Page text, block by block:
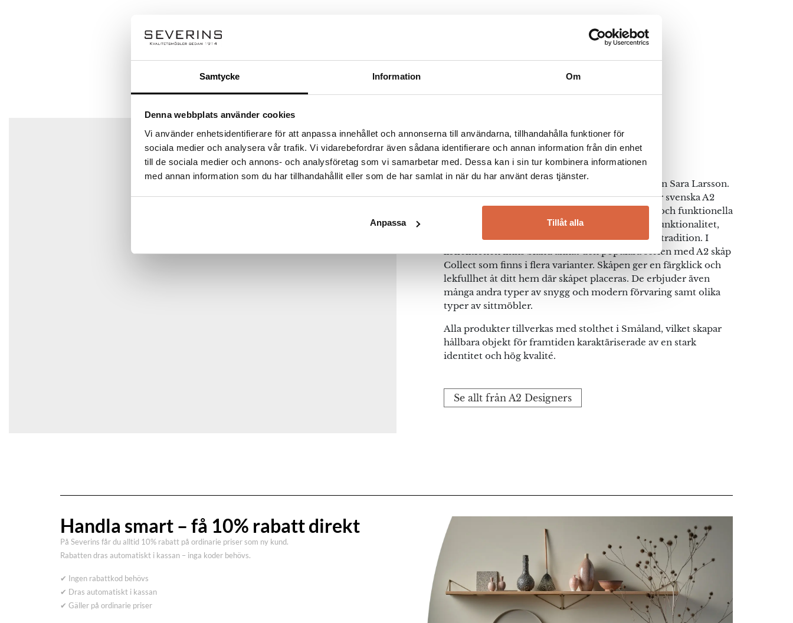
Samtycke Information Om
Denna webbplats använder cookies
Vi använder enhetsidentifierare för att anpassa innehållet och annonserna till användarna, tillhandahålla funktioner för
sociala medier och analysera vår trafik. Vi vidarebefordrar även sådana identifierare och annan information från din enhet
till de sociala medier och annons- och analysföretag som vi samarbetar med. Dessa kan i sin tur kombinera informationen
med annan information som du har tillhandahållit eller som de har samlat in när du har använt deras tjänster.
Anpassa Tillåt alla
Bli först med att recensera ”Keep byrå”
Spara mitt namn, min e-postadress och webbplats i denna webbläsare till nästa gång jag skriver en kommentar.
Ställ en fråga
A2 Designers
A2 grundades av den ingenjören och formgivaren Sara Larsson.
Med rötterna i Småland formger och producerar svenska A2
möbler och inredningsdetaljer med fantasifulla och funktionella
möbler. Hos A2 designers möts kreativ design, funktionalitet,
noggrant valda material och skandinavisk möbeltradition. I
kollektionen finns bland annat den populära serien med A2 skåp
Collect som finns i flera varianter. Skåpen ger en färgklick och
lekfullhet åt ditt hem där skåpet placeras. De erbjuder även
många andra typer av snygg och modern förvaring samt olika
typer av sittmöbler.
Alla produkter tillverkas med stolthet i Småland, vilket skapar
hållbara objekt för framtiden karaktäriserade av en stark
identitet och hög kvalité.
Se allt från A2 Designers
Handla smart – få 10% rabatt direkt
På Severins får du alltid 10% rabatt på ordinarie priser som ny kund.
Rabatten dras automatiskt i kassan – inga koder behövs.
✔ Ingen rabattkod behövs
✔ Dras automatiskt i kassan
✔ Gäller på ordinarie priser